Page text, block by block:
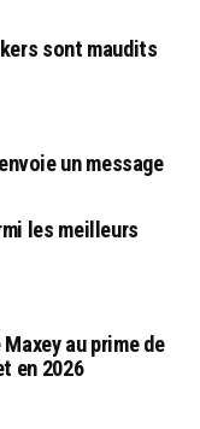
sont maudits
un message
les meilleurs
au prime de
en 2026